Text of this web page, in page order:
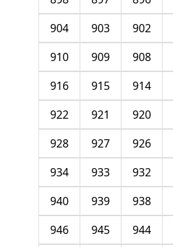
902
903
904
908
909
910
914
915
916
920
921
922
926
927
928
932
933
934
938
939
940
944
945
946